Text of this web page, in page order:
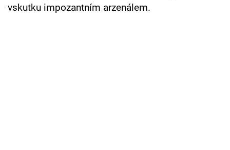
Přihlášení
vskutku impozantním arzenálem.